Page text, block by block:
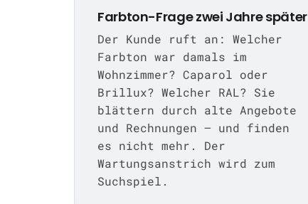
Farbton-Frage zwei Jahre später
Der Kunde ruft an: Welcher
Farbton war damals im
Wohnzimmer? Caparol oder
Brillux? Welcher RAL? Sie
blättern durch alte Angebote
und Rechnungen — und finden
es nicht mehr. Der
Wartungsanstrich wird zum
Suchspiel.